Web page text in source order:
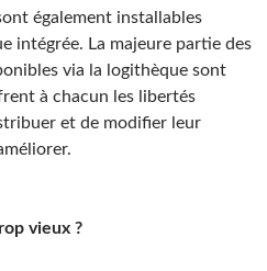
également installables
intégrée. La majeure partie des
via la logithèque sont
à chacun les libertés
et de modifier leur
vieux ?